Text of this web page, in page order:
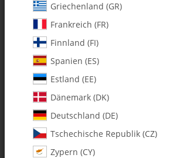
2900-01 Pivot Stud
/ Conversion Kit for
bellcrank (0169)
Griechenland (GR)
Frankreich (FR)
Finnland (FI)
Spanien (ES)
Estland (EE)
Dänemark (DK)
Deutschland (DE)
Tschechische Republik (CZ)
Zypern (CY)